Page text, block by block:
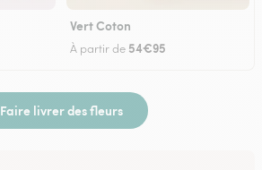
Vert Coton
À partir de 54€95
Faire livrer des fleurs